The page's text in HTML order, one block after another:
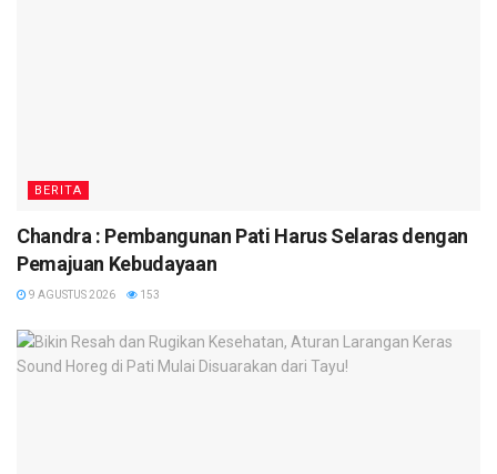
BERITA
Chandra : Pembangunan Pati Harus Selaras dengan
Pemajuan Kebudayaan
9 AGUSTUS 2026 153